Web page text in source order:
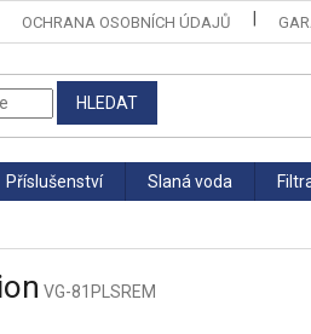
OCHRANA OSOBNÍCH ÚDAJŮ
HLEDAT
Příslušenství Slaná voda
VG-81PLSREM